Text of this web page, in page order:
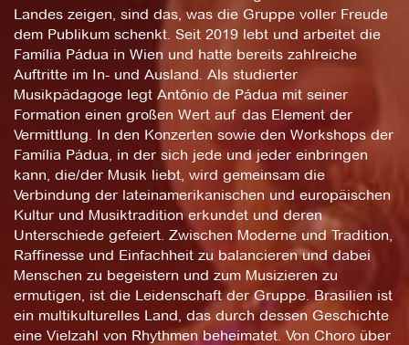
Landes zeigen, sind das, was die Gruppe voller Freude
dem Publikum schenkt. Seit 2019 lebt und arbeitet die
Família Pádua in Wien und hatte bereits zahlreiche
Auftritte im In- und Ausland. Als studierter
Musikpädagoge legt Antônio de Pádua mit seiner
Formation einen großen Wert auf das Element der
Vermittlung. In den Konzerten sowie den Workshops der
Família Pádua, in der sich jede und jeder einbringen
kann, die/der Musik liebt, wird gemeinsam die
Verbindung der lateinamerikanischen und europäischen
Kultur und Musiktradition erkundet und deren
Unterschiede gefeiert. Zwischen Moderne und Tradition,
Raffinesse und Einfachheit zu balancieren und dabei
Menschen zu begeistern und zum Musizieren zu
ermutigen, ist die Leidenschaft der Gruppe. Brasilien ist
ein multikulturelles Land, das durch dessen Geschichte
eine Vielzahl von Rhythmen beheimatet. Von Choro über